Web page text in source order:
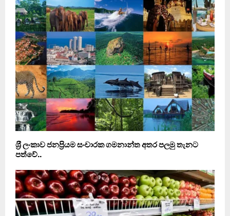
ශ‍්‍රී ලංකාව ජනප‍්‍රියම සංචාරක ගමනාන්ත අතර පලමු තැනට
පත්වේ..